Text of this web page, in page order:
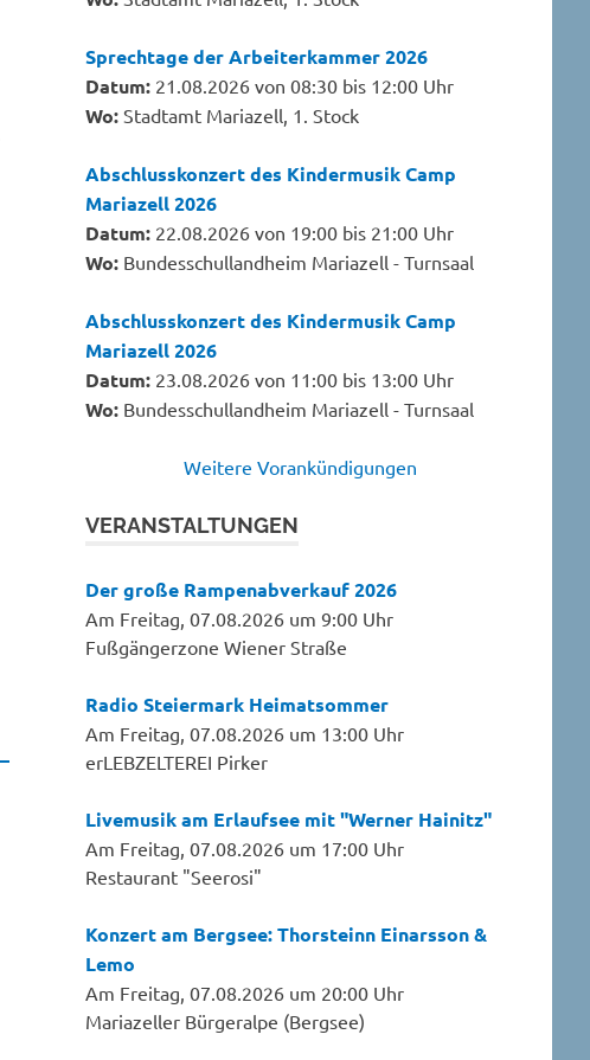
Sprechtage der Arbeiterkammer 2026
Datum: 21.08.2026 von 08:30 bis 12:00 Uhr
Wo: Stadtamt Mariazell, 1. Stock
Abschlusskonzert des Kindermusik Camp
Mariazell 2026
Datum: 22.08.2026 von 19:00 bis 21:00 Uhr
Wo: Bundesschullandheim Mariazell - Turnsaal
Abschlusskonzert des Kindermusik Camp
Mariazell 2026
Datum: 23.08.2026 von 11:00 bis 13:00 Uhr
Wo: Bundesschullandheim Mariazell - Turnsaal
Weitere Vorankündigungen
VERANSTALTUNGEN
Der große Rampenabverkauf 2026
Am Freitag, 07.08.2026 um 9:00 Uhr
Fußgängerzone Wiener Straße
Radio Steiermark Heimatsommer
Am Freitag, 07.08.2026 um 13:00 Uhr
erLEBZELTEREI Pirker
Livemusik am Erlaufsee mit "Werner Hainitz"
Am Freitag, 07.08.2026 um 17:00 Uhr
Restaurant "Seerosi"
Konzert am Bergsee: Thorsteinn Einarsson &
Lemo
Am Freitag, 07.08.2026 um 20:00 Uhr
Mariazeller Bürgeralpe (Bergsee)